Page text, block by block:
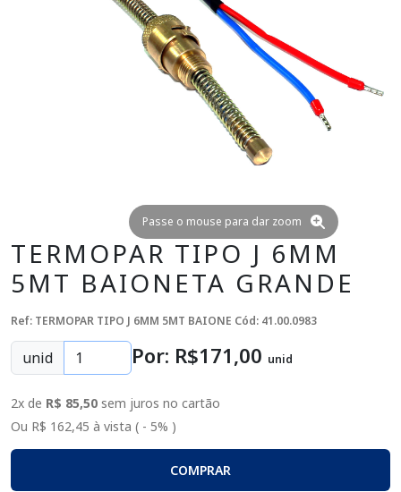
Passe o mouse para dar zoom
TERMOPAR TIPO J 6MM
5MT BAIONETA GRANDE
Ref: TERMOPAR TIPO J 6MM 5MT BAIONE Cód: 41.00.0983
unid Por: R$171,00 unid
2x de R$ 85,50 sem juros no cartão
Ou R$ 162,45 à vista ( - 5% )
COMPRAR